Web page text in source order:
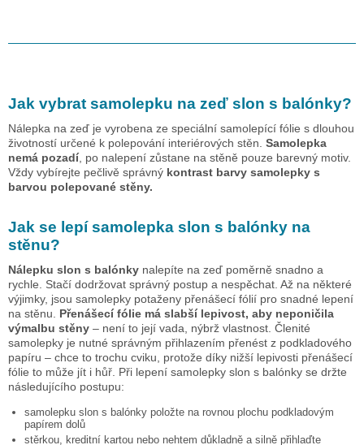
Jak vybrat samolepku na zeď slon s balónky?
Nálepka na zeď je vyrobena ze speciální samolepící fólie s dlouhou
životností určené k polepování interiérových stěn. Samolepka
nemá pozadí, po nalepení zůstane na stěně pouze barevný motiv.
Vždy vybírejte pečlivě správný kontrast barvy samolepky s
barvou polepované stěny.
Jak se lepí samolepka slon s balónky na
stěnu?
Nálepku slon s balónky nalepíte na zeď poměrně snadno a
rychle. Stačí dodržovat správný postup a nespěchat. Až na některé
výjimky, jsou samolepky potaženy přenášecí fólií pro snadné lepení
na stěnu. Přenášecí fólie má slabší lepivost, aby neponičila
výmalbu stěny – není to její vada, nýbrž vlastnost. Členité
samolepky je nutné správným přihlazením přenést z podkladového
papíru – chce to trochu cviku, protože díky nižší lepivosti přenášecí
fólie to může jít i hůř. Při lepení samolepky slon s balónky se držte
následujícího postupu:
samolepku slon s balónky položte na rovnou plochu podkladovým
papírem dolů
stěrkou, kreditní kartou nebo nehtem důkladně a silně přihlaďte